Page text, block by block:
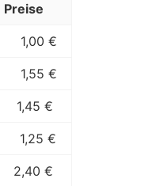
Preise
1,00 €
1,55 €
1,45 €
1,25 €
2,40 €